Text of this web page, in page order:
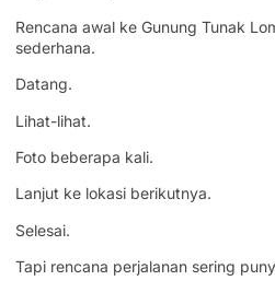
Rencana awal ke Gunung Tunak
sederhana.
Datang.
Lihat-lihat.
Foto beberapa kali.
Lanjut ke lokasi berikutnya.
Selesai.
Tapi rencana perjalanan sering